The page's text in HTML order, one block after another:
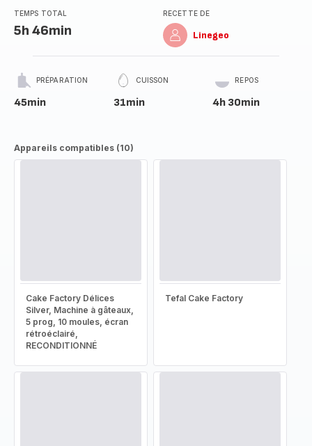
TEMPS TOTAL
5h 46min
RECETTE DE
Linegeo
PRÉPARATION
45min
CUISSON
31min
REPOS
4h 30min
Appareils compatibles (10)
Cake Factory Délices
Silver, Machine à gâteaux,
5 prog, 10 moules, écran
rétroéclairé,
RECONDITIONNÉ
Tefal Cake Factory